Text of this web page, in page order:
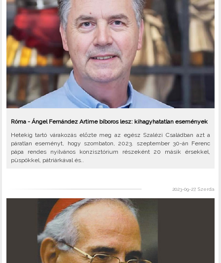
Róma - Ángel Fernández Artime bíboros lesz: kihagyhatatlan események
Hetekig tartó várakozás előzte meg az egész Szalézi Családban azt a
páratlan eseményt, hogy szombaton, 2023. szeptember 30-án Ferenc
pápa rendes nyilvános konzisztórium részeként 20 másik érsekkel,
püspökkel, pátriárkával és..
2023-09-27, Szerda